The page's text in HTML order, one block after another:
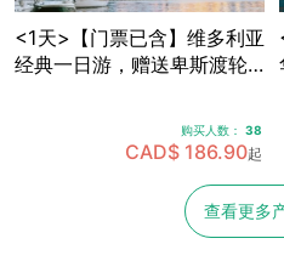
<1天>【门票已含】维多利亚
经典一日游，赠送卑斯渡轮
购买人数： 38
CAD$ 186.90起
查看更多